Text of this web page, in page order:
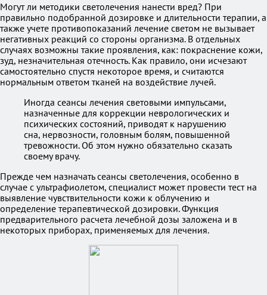
Могут ли методики светолечения нанести вред? При
правильно подобранной дозировке и длительности терапии, а
также учете противопоказаний лечение светом не вызывает
негативных реакций со стороны организма. В отдельных
случаях возможны такие проявления, как: покраснение кожи,
зуд, незначительная отечность. Как правило, они исчезают
самостоятельно спустя некоторое время, и считаются
нормальным ответом тканей на воздействие лучей.
Иногда сеансы лечения световыми импульсами,
назначенные для коррекции неврологических и
психических состояний, приводят к нарушению
сна, нервозности, головным болям, повышенной
тревожности. Об этом нужно обязательно сказать
своему врачу.
Прежде чем назначать сеансы светолечения, особенно в
случае с ультрафиолетом, специалист может провести тест на
выявление чувствительности кожи к облучению и
определение терапевтической дозировки. Функция
предварительного расчета лечебной дозы заложена и в
некоторых приборах, применяемых для лечения.